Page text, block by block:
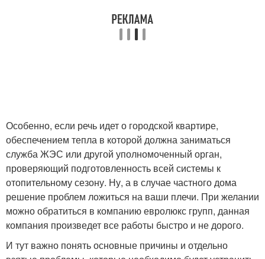
Особенно, если речь идет о городской квартире,
обеспечением тепла в которой должна заниматься
служба ЖЭС или другой уполномоченный орган,
проверяющий подготовленность всей системы к
отопительному сезону. Ну, а в случае частного дома
решение проблем ложиться на ваши плечи. При желании
можно обратиться в компанию евролюкс групп, данная
компания произведет все работы быстро и не дорого.
И тут важно понять основные причины и отдельно